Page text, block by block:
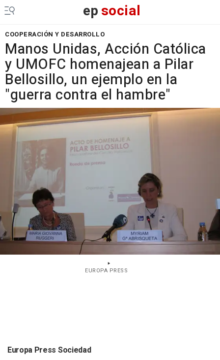
epsocial
COOPERACIÓN Y DESARROLLO
Manos Unidas, Acción Católica
y UMOFC homenajean a Pilar
Bellosillo, un ejemplo en la
"guerra contra el hambre"
EUROPA PRESS
Europa Press Sociedad